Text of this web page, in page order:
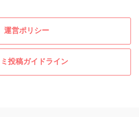
運営ポリシー
投稿ガイドライン